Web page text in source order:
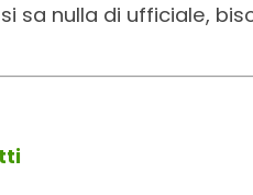
sa nulla di ufficiale,